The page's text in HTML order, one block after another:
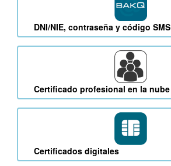
DNI/NIE, contraseña y código SMS
Certificado profesional en la nube
Certificados digitales